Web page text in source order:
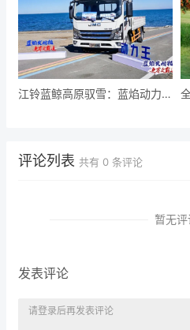
江铃蓝鲸高原驭雪：蓝焰动力在
评论列表 共有 0 条评论
暂无评
发表评论